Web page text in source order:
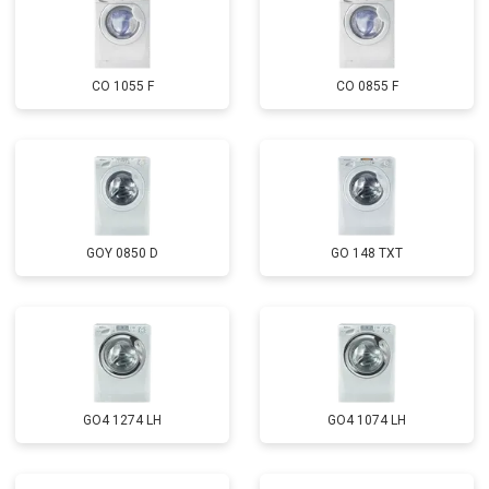
CO 1055 F CO 0855 F
GOY 0850 D GO 148 TXT
GO4 1274 LH GO4 1074 LH